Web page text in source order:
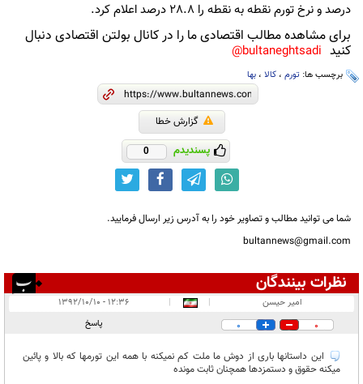
درصد و نرخ تورم نقطه به نقطه را 28.8 درصد اعلام کرد.
برای مشاهده مطالب اقتصادی ما را در کانال بولتن اقتصادی دنبال
کنید bultaneghtsadi@
برچسب ها: تورم ، کالا ، بها
گزارش خطا
پسندیدم 0
شما می توانید مطالب و تصاویر خود را به آدرس زیر ارسال فرمایید.
bultannews@gmail.com
نظرات بینندگان
در انتظار بررسی:۱
امیر حیسن |
|
۱۲:۳۶ - ۱۳۹۲/۱۰/۱۰
0
0 پاسخ
این داستانها باری از دوش ما ملت کم نمیکنه با همه این تورمها که بالا و پائین
میکنه حقوق و دستمزدها همچنان ثابت مونده